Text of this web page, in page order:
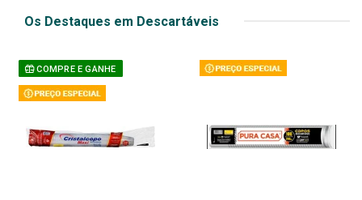
Os Destaques em Descartáveis
COMPRE E GANHE